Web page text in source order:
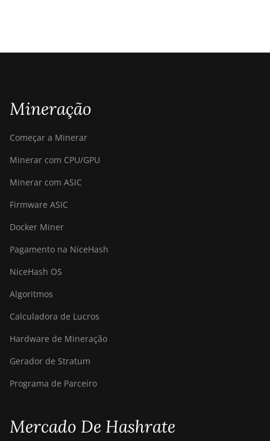
Mineração
Começar a Minerar
Minerar com CPU/GPU
Minerar com ASIC
Firmware ASIC
Docker Miner
Pagamento na NiceHash
NiceHash OS
Algoritmos
Calculadora de Lucros
Hardware de Mineração
Gerador de Stratum
Programa de Parceiro
Mercado De Hashrate